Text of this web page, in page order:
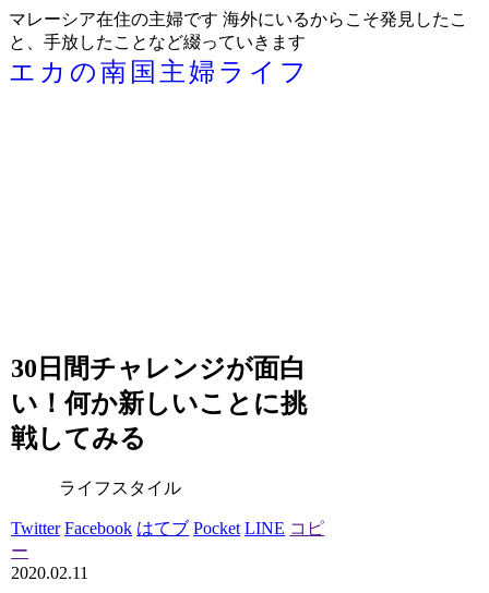
マレーシア在住の主婦です 海外にいるからこそ発見したこ
と、手放したことなど綴っていきます
エカの南国主婦ライフ
30日間チャレンジが面白
い！何か新しいことに挑
戦してみる
ライフスタイル
Twitter Facebook はてブ Pocket LINE コピ
ー
2020.02.11